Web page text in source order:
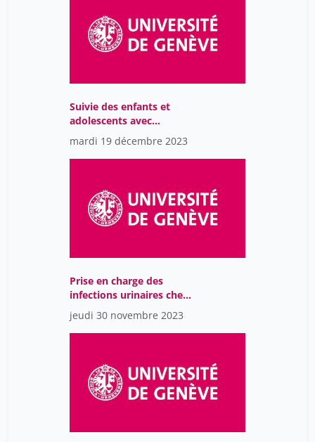
Suivie des enfants et
adolescents avec
drépanocytose
mardi 19 décembre 2023
Prise en charge des
infections urinaires chez
l'enfant
jeudi 30 novembre 2023